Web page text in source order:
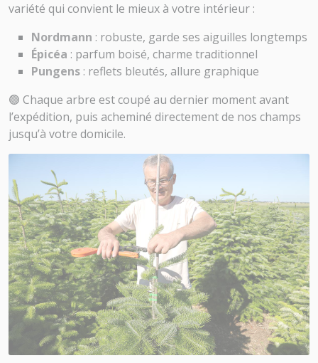
variété qui convient le mieux à votre intérieur :
Nordmann : robuste, garde ses aiguilles longtemps
Épicéa : parfum boisé, charme traditionnel
Pungens : reflets bleutés, allure graphique
🟢 Chaque arbre est coupé au dernier moment avant
l’expédition, puis acheminé directement de nos champs
jusqu’à votre domicile.